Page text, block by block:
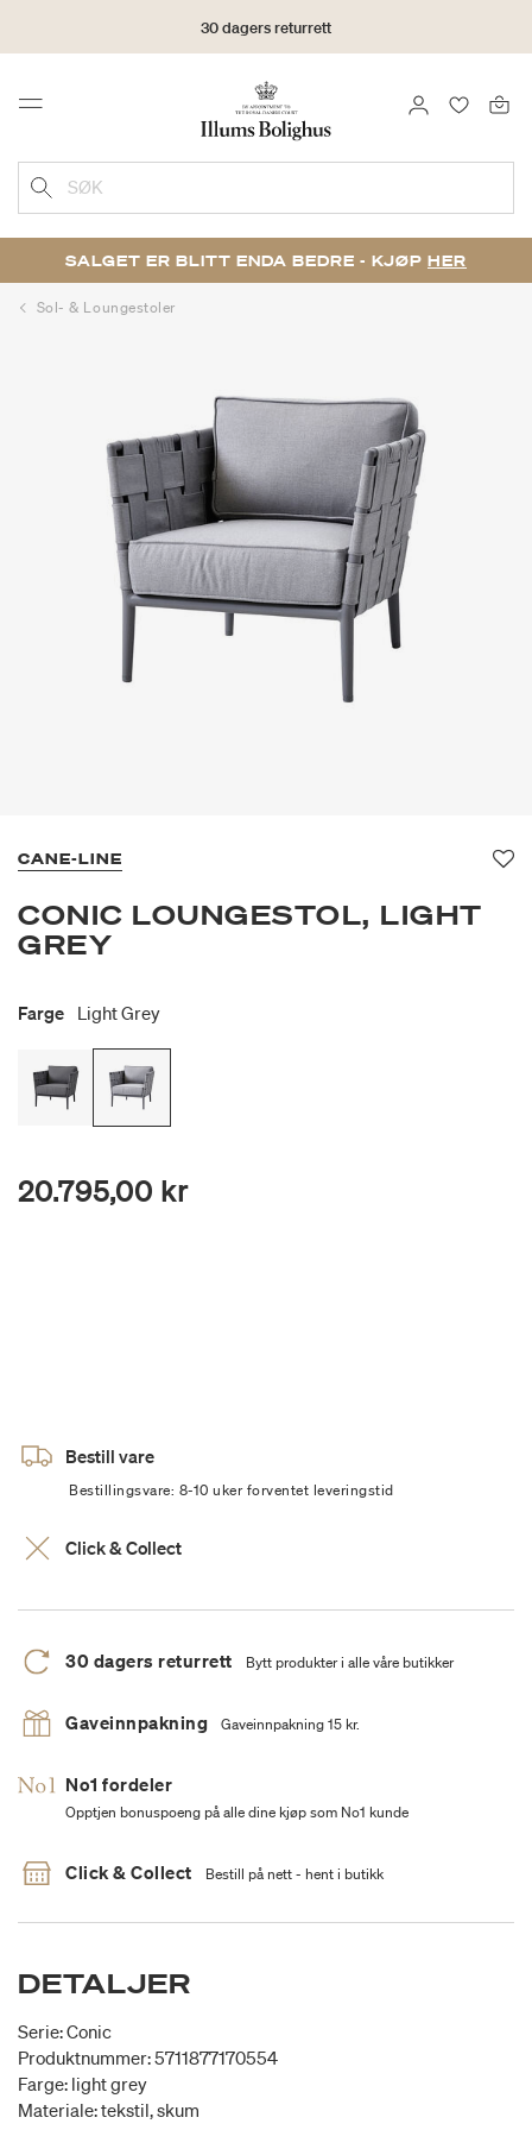
30 dagers returrett
Menu LOGG INN
SØK
SALGET ER BLITT ENDA BEDRE - KJØP HER
Sol- & Loungestoler
CANE-LINE
CONIC LOUNGESTOL, LIGHT
GREY
Farge Light Grey
20.795,00 kr
Bestill vare
Bestillingsvare: 8-10 uker forventet leveringstid
Click & Collect
30 dagers returrett Bytt produkter i alle våre butikker
Gaveinnpakning Gaveinnpakning 15 kr.
No1 fordeler
Opptjen bonuspoeng på alle dine kjøp som No1 kunde
Click & Collect Bestill på nett - hent i butikk
DETALJER
Serie: Conic
Produktnummer: 5711877170554
Farge: light grey
Materiale: tekstil, skum